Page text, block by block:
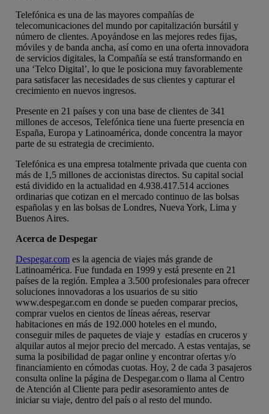
Telefónica es una de las mayores compañías de
telecomunicaciones del mundo por capitalización bursátil y
número de clientes. Apoyándose en las mejores redes fijas,
móviles y de banda ancha, así como en una oferta innovadora
de servicios digitales, la Compañía se está transformando en
una ‘Telco Digital’, lo que le posiciona muy favorablemente
para satisfacer las necesidades de sus clientes y capturar el
crecimiento en nuevos ingresos.
Presente en 21 países y con una base de clientes de 341
millones de accesos, Telefónica tiene una fuerte presencia en
España, Europa y Latinoamérica, donde concentra la mayor
parte de su estrategia de crecimiento.
Telefónica es una empresa totalmente privada que cuenta con
más de 1,5 millones de accionistas directos. Su capital social
está dividido en la actualidad en 4.938.417.514 acciones
ordinarias que cotizan en el mercado continuo de las bolsas
españolas y en las bolsas de Londres, Nueva York, Lima y
Buenos Aires.
Acerca de Despegar
Despegar.com es la agencia de viajes más grande de
Latinoamérica. Fue fundada en 1999 y está presente en 21
países de la región. Emplea a 3.500 profesionales para ofrecer
soluciones innovadoras a los usuarios de su sitio
www.despegar.com en donde se pueden comparar precios,
comprar vuelos en cientos de líneas aéreas, reservar
habitaciones en más de 192.000 hoteles en el mundo,
conseguir miles de paquetes de viaje y estadías en cruceros y
alquilar autos al mejor precio del mercado. A estas ventajas, se
suma la posibilidad de pagar online y encontrar ofertas y/o
financiamiento en cómodas cuotas. Hoy, 2 de cada 3 pasajeros
consulta online la página de Despegar.com o llama al Centro
de Atención al Cliente para pedir asesoramiento antes de
iniciar su viaje, dentro del país o al resto del mundo.